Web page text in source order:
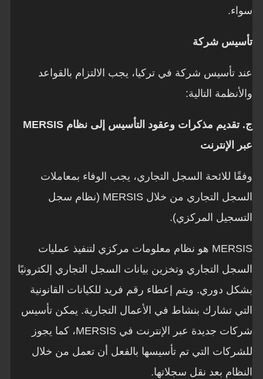
سواء.
تأسيس شركة
عند تأسيس شركة في تركيا، يجب الالتزام بالقواعد
والأنظمة التالية:
ج. تقديم مذكرات وعقود التأسيس إلى نظام MERSIS
عبر الإنترنت
وفقًا للائحة السجل التجاري، يجب الوفاء بمعاملات
السجل التجاري من خلال MERSIS (نظام سجل
التسجيل المركزي).
MERSIS هو نظام معلومات مركزي لتنفيذ عمليات
السجل التجاري وتخزين بيانات السجل التجاري إلكترونيًا
بشكل دوري. ويتم إعطاء رقم فريد للكيانات القانونية
التي تشارك بنشاط في الأعمال التجارية. يمكن تأسيس
شركات جديدة عبر الإنترنت في MERSIS، كما يجوز
للشركات التي تم تأسيسها بالفعل أن تعمل من خلال
النظام بعد نقل سجلاتها.